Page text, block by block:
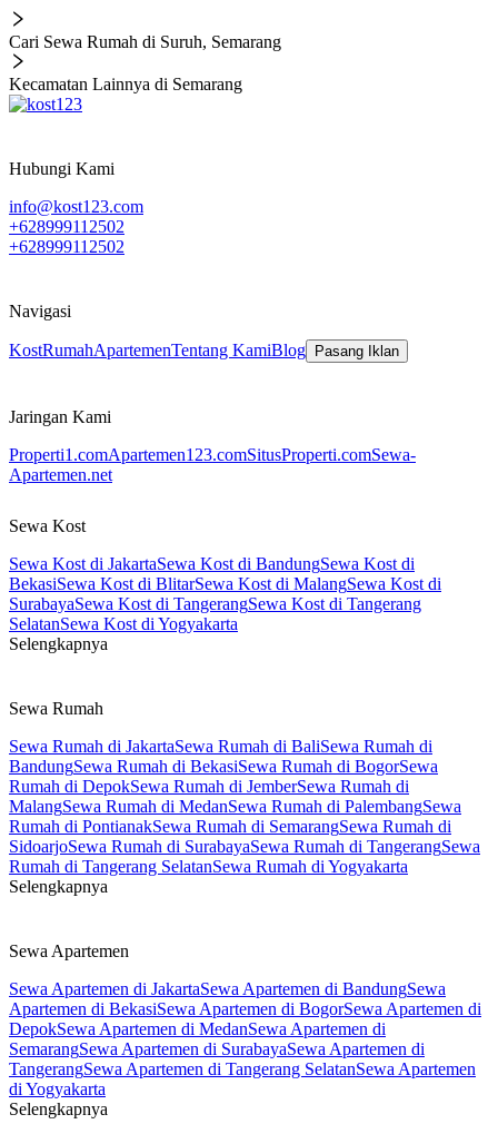
Cari Sewa Rumah di Suruh, Semarang
Kecamatan Lainnya di Semarang
Hubungi Kami
info@kost123.com
+628999112502
+628999112502
Navigasi
KostRumahApartemenTentang KamiBlog Pasang Iklan
Jaringan Kami
Properti1.comApartemen123.comSitusProperti.comSewa-
Apartemen.net
Sewa Kost
Sewa Kost di JakartaSewa Kost di BandungSewa Kost di
BekasiSewa Kost di BlitarSewa Kost di MalangSewa Kost di
SurabayaSewa Kost di TangerangSewa Kost di Tangerang
SelatanSewa Kost di Yogyakarta
Selengkapnya
Sewa Rumah
Sewa Rumah di JakartaSewa Rumah di BaliSewa Rumah di
BandungSewa Rumah di BekasiSewa Rumah di BogorSewa
Rumah di DepokSewa Rumah di JemberSewa Rumah di
MalangSewa Rumah di MedanSewa Rumah di PalembangSewa
Rumah di PontianakSewa Rumah di SemarangSewa Rumah di
SidoarjoSewa Rumah di SurabayaSewa Rumah di TangerangSewa
Rumah di Tangerang SelatanSewa Rumah di Yogyakarta
Selengkapnya
Sewa Apartemen
Sewa Apartemen di JakartaSewa Apartemen di BandungSewa
Apartemen di BekasiSewa Apartemen di BogorSewa Apartemen di
DepokSewa Apartemen di MedanSewa Apartemen di
SemarangSewa Apartemen di SurabayaSewa Apartemen di
TangerangSewa Apartemen di Tangerang SelatanSewa Apartemen
di Yogyakarta
Selengkapnya